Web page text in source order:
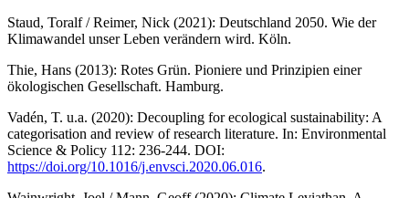
Staud, Toralf / Reimer, Nick (2021): Deutschland 2050. Wie der
Klimawandel unser Leben verändern wird. Köln.
Thie, Hans (2013): Rotes Grün. Pioniere und Prinzipien einer
ökologischen Gesellschaft. Hamburg.
Vadén, T. u.a. (2020): Decoupling for ecological sustainability: A
categorisation and review of research literature. In: Environmental
Science & Policy 112: 236-244. DOI:
https://doi.org/10.1016/j.envsci.2020.06.016.